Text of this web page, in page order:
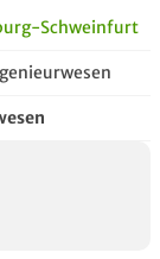
Schweinfurt